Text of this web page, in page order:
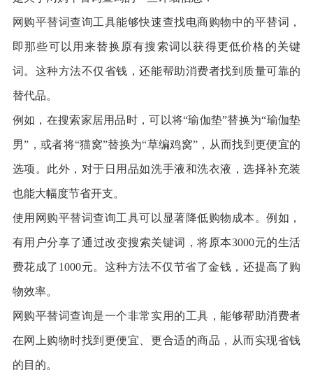
网购平替词查询工具能够快速查找电商购物中的平替词，
即那些可以用来替换原有搜索词以获得更低价格的关键
词。这种方法不仅省钱，还能帮助消费者找到质量可靠的
替代品。
例如，在搜索家居用品时，可以将“瑜伽垫”替换为“瑜伽垫
男”，或者将“猫窝”替换为“草编鸡窝”，从而找到更便宜的
选项。此外，对于日用品如洗手液和洗衣液，选择补充装
也能大幅度节省开支。
使用网购平替词查询工具可以显著降低购物成本。例如，
有用户分享了通过改变搜索关键词，将原本3000元的生活
费花成了1000元。这种方法不仅节省了金钱，还提高了购
物效率。
网购平替词查询是一个非常实用的工具，能够帮助消费者
在网上购物时找到更便宜、更合适的商品，从而实现省钱
的目的。